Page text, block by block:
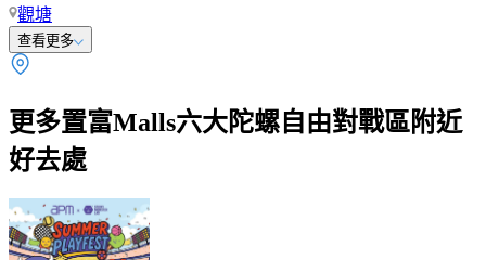
觀塘
查看更多
更多置富Malls六大陀螺自由對戰區附近
好去處